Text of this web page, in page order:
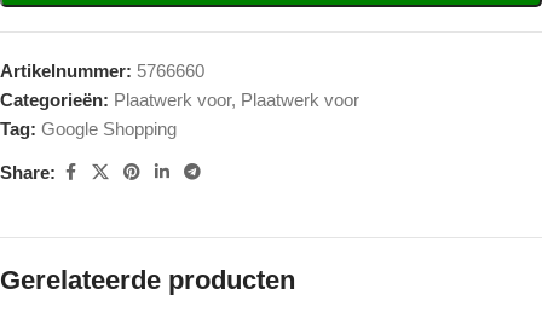
Artikelnummer: 5766660
Categorieën: Plaatwerk voor, Plaatwerk voor
Tag: Google Shopping
Share:
Gerelateerde producten